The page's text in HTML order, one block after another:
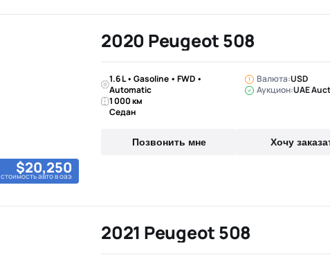
$20,250
стоимость авто в оаэ
2020 Peugeot 508
1.6 L • Gasoline • FWD •
Automatic
1 000 км
Седан
Валюта:USD
Аукцион:UAE
Позвонить мне Хочу
2021 Peugeot 508